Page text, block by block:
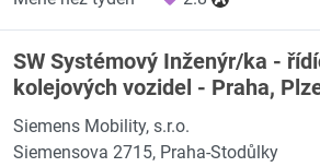
SW Systémový Inženýr/ka -
kolejových vozidel - Praha,
Siemens Mobility, s.r.o.
Siemensova 2715, Praha-Stodůlky